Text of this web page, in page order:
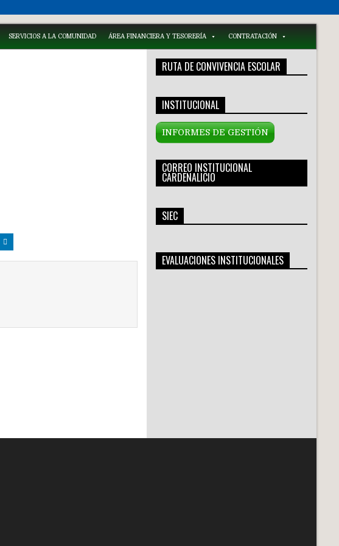
SERVICIOS A LA COMUNIDAD ÁREA FINANCIERA Y TESORERÍA CONTRATACIÓN
RUTA DE CONVIVENCIA ESCOLAR
INSTITUCIONAL
INFORMES DE GESTIÓN
CORREO INSTITUCIONAL
CARDENALICIO
SIEC
EVALUACIONES INSTITUCIONALES